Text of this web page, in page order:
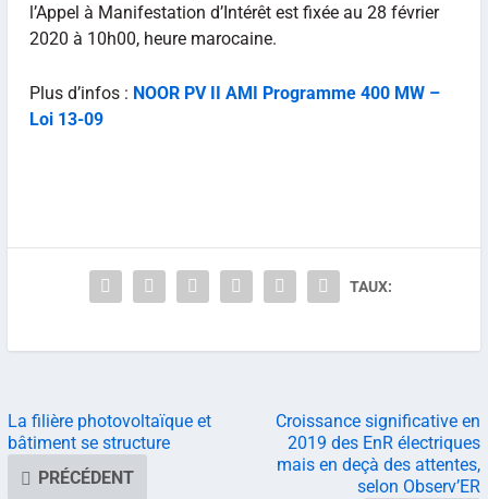
l’Appel à Manifestation d’Intérêt est fixée au 28 février
2020 à 10h00, heure marocaine.
Plus d’infos : NOOR PV II AMI Programme 400 MW –
Loi 13-09
TAUX:
La filière photovoltaïque et
bâtiment se structure
PRÉCÉDENT
Croissance significative en
2019 des EnR électriques
mais en deçà des attentes,
selon Observ’ER